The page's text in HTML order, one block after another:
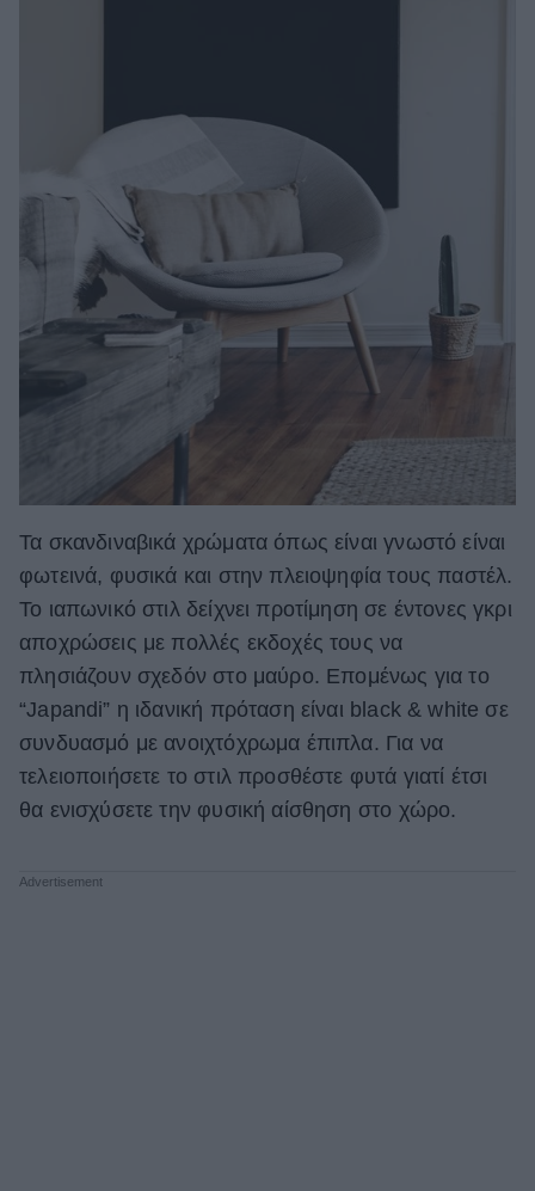
Τα σκανδιναβικά χρώματα όπως είναι γνωστό είναι
φωτεινά, φυσικά και στην πλειοψηφία τους παστέλ.
To ιαπωνικό στιλ δείχνει προτίμηση σε έντονες γκρι
αποχρώσεις με πολλές εκδοχές τους να
πλησιάζουν σχεδόν στο μαύρο. Επομένως για το
“Japandi” η ιδανική πρόταση είναι black & white σε
συνδυασμό με ανοιχτόχρωμα έπιπλα. Για να
τελειοποιήσετε το στιλ προσθέστε φυτά γιατί έτσι
θα ενισχύσετε την φυσική αίσθηση στο χώρο.